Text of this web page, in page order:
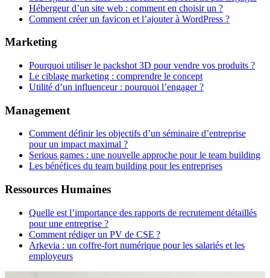
Hébergeur d’un site web : comment en choisir un ?
Comment créer un favicon et l’ajouter à WordPress ?
Marketing
Pourquoi utiliser le packshot 3D pour vendre vos produits ?
Le ciblage marketing : comprendre le concept
Utilité d’un influenceur : pourquoi l’engager ?
Management
Comment définir les objectifs d’un séminaire d’entreprise
pour un impact maximal ?
Serious games : une nouvelle approche pour le team building
Les bénéfices du team building pour les entreprises
Ressources Humaines
Quelle est l’importance des rapports de recrutement détaillés
pour une entreprise ?
Comment rédiger un PV de CSE ?
Arkevia : un coffre-fort numérique pour les salariés et les
employeurs